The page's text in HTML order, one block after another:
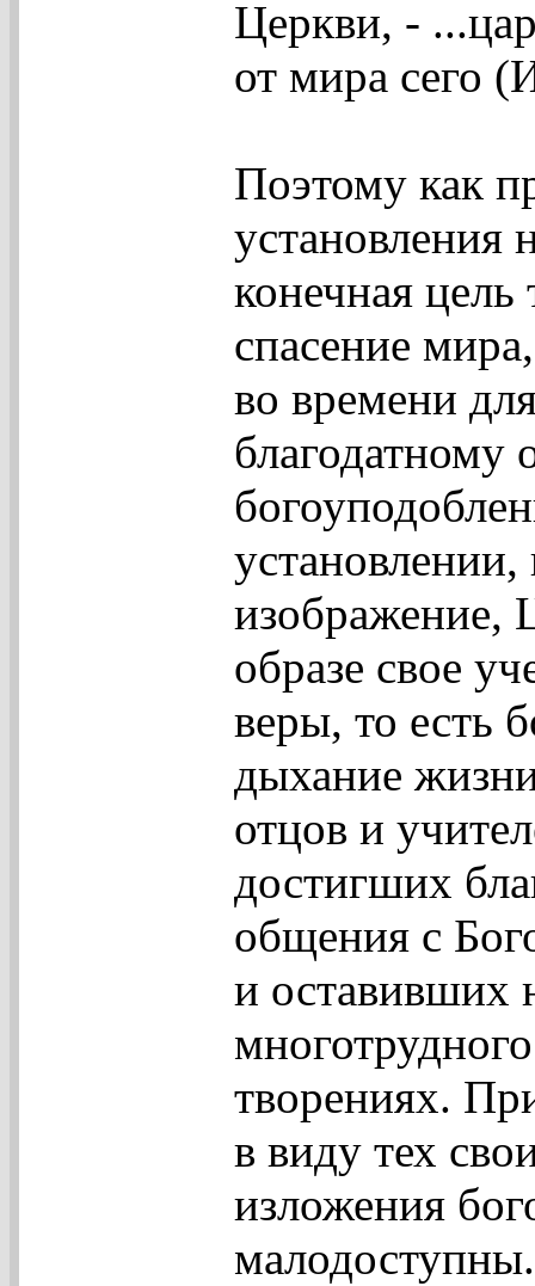
Церкви, -
от мира сего
Поэтому как
установления
конечная
спасение
во времени
изображение,
образе свое
веры, то есть
дыхание
отцов и
достигших
общения с
и оставивших
творениях.
в виду тех
изложения
малодоступны.